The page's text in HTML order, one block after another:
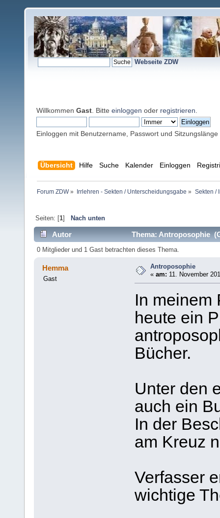
Webseite ZDW
Willkommen Gast . Bitte einloggen oder registrieren
Einloggen mit Benutzername, Passwort und Sitzungslänge
Übersicht Hilfe Suche Kalender Einloggen
Forum ZDW» Irrlehren - Sekten / Unterscheidungsgabe » Sekten /
Seiten: [1] Nach unten
Autor Thema: Antroposophie
0 Mitglieder und 1 Gast betrachten dieses Thema.
Hemma
Gast
Antroposophie
«am: 11. November
In meinem
heute ein
Bücher.
Unter den
auch ein
In der
am Kreuz
Verfasser
wichtige